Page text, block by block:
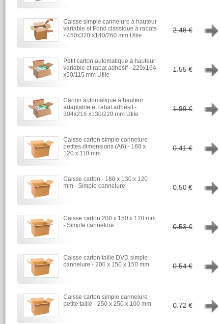
Caisse simple cannelure à hauteur
variable et Fond classique à rabats
- 450x320 x140/260 mm Utile
2.48 €
Petit carton automatique à hauteur
variable et rabat adhésif - 229x164
x50/115 mm Utile
1.55 €
Carton automatique à hauteur
adaptable et rabat adhésif -
304x216 x130/220 mm Utile
1.99 €
Caisse carton simple cannelure
petites dimensions (A6) - 160 x
120 x 110 mm
0.41 €
Caisse carton - 180 x 130 x 120
mm - Simple cannelure
0.50 €
Caisse carton 200 x 150 x 120 mm
- Simple cannelure
0.53 €
Caisse carton taille DVD simple
cannelure - 200 x 150 x 150 mm
0.54 €
Caisse carton simple cannelure
petite taille - 250 x 250 x 100 mm
0.72 €